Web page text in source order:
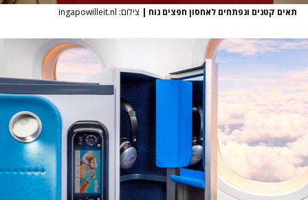
תאים קטנים ונפתחים לאחסון חפצים נוח | צילום: ingapowilleit.nl